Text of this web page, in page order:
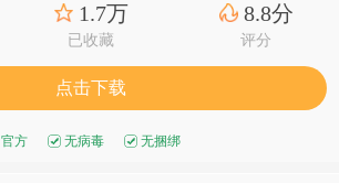
1.7万
已收藏
8.8分
评分
点击下载
官方 无病毒 无捆绑